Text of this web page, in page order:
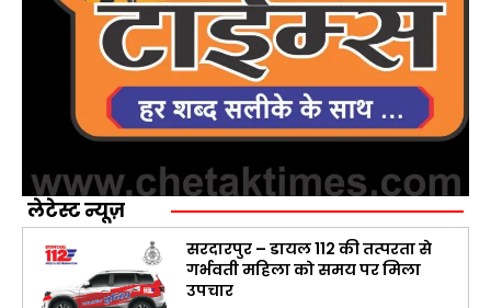
लेटेस्ट न्यूज़
सरदारपुर – डायल 112 की तत्परता से
गर्भवती महिला को समय पर मिला
उपचार